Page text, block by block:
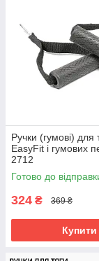
Ручки (гумові) для
EasyFit і гумових
2712
Готово до
324 ₴ 369 ₴
Купити